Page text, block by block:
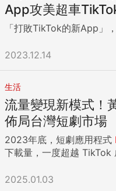
App攻美超車
「打敗TikTok的新App」
2023.12.14
生活
流量變現新模式！
佈局台灣短劇市場
2023年底，短劇應用程式
下載量，一度超越 TikTok
2025.01.03